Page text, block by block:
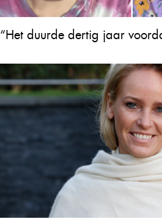
“Het duurde dertig jaar